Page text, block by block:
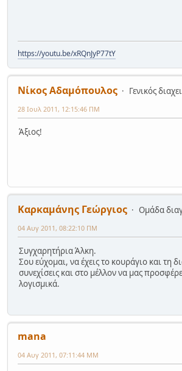
https://youtu.be/xRQnJyP77tY
Νίκος Αδαμόπουλος
Γενικός
28 Ιουλ 2011, 12:15:46 ΠΜ
Άξιος!
Καρκαμάνης Γεώργιος
Ομάδα
04 Αυγ 2011, 08:22:10 ΠΜ
Συγχαρητήρια Άλκη.
Σου εύχομαι, να έχεις το κουράγιο και τη
συνεχίσεις και στο μέλλον να μας
λογισμικά.
mana
04 Αυγ 2011, 07:11:44 ΜΜ